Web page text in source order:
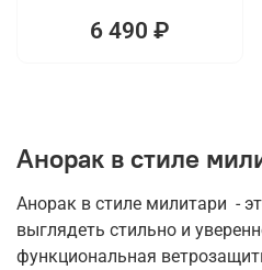
6 490 ₽
Анорак в стиле
Анорак в стиле милитари -
выглядеть стильно и
функциональная